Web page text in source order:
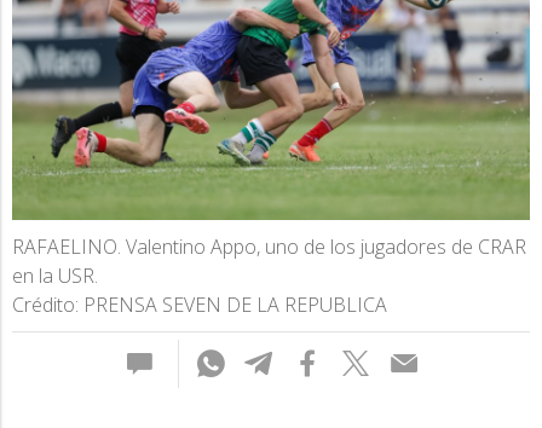
RAFAELINO. Valentino Appo, uno de los jugadores de CRAR
en la USR.
Crédito: PRENSA SEVEN DE LA REPUBLICA